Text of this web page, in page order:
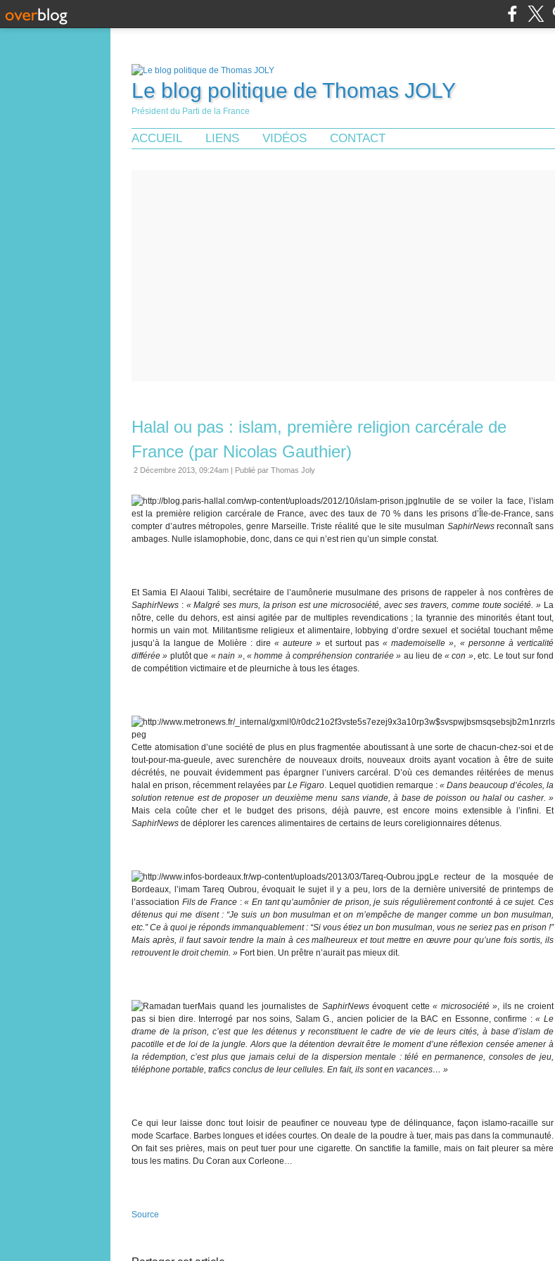
Le blog politique de Thomas JOLY
Président du Parti de la France
ACCUEIL LIENS VIDÉOS CONTACT
Halal ou pas : islam, première religion carcérale de
France (par Nicolas Gauthier)
2 Décembre 2013, 09:24am | Publié par Thomas Joly
Inutile de se voiler la face, l’islam
est la première religion carcérale de France, avec des taux de 70 % dans les prisons d’Île-de-France, sans
compter d’autres métropoles, genre Marseille. Triste réalité que le site musulman SaphirNewsreconnaît sans
ambages. Nulle islamophobie, donc, dans ce qui n’est rien qu’un simple constat.
Et Samia El Alaoui Talibi, secrétaire de l’aumônerie musulmane des prisons de rappeler à nos confrères de
SaphirNews : « Malgré ses murs, la prison est une microsociété, avec ses travers, comme toute société. » La
nôtre, celle du dehors, est ainsi agitée par de multiples revendications ; la tyrannie des minorités étant tout,
hormis un vain mot. Militantisme religieux et alimentaire, lobbying d’ordre sexuel et sociétal touchant même
jusqu’à la langue de Molière : dire« auteure » et surtout pas« mademoiselle », « personne à verticalité
différée » plutôt que « nain »,« homme à compréhension contrariée » au lieu de « con », etc. Le tout sur fond
de compétition victimaire et de pleurniche à tous les étages.
Cette atomisation d’une société de plus en plus fragmentée aboutissant à une sorte de chacun-chez-soi et de
tout-pour-ma-gueule, avec surenchère de nouveaux droits, nouveaux droits ayant vocation à être de suite
décrétés, ne pouvait évidemment pas épargner l’univers carcéral. D’où ces demandes réitérées de menus
halal en prison, récemment relayées parLe Figaro. Lequel quotidien remarque : « Dans beaucoup d’écoles, la
solution retenue est de proposer un deuxième menu sans viande, à base de poisson ou halal ou casher. »
Mais cela coûte cher et le budget des prisons, déjà pauvre, est encore moins extensible à l’infini. Et
SaphirNews de déplorer les carences alimentaires de certains de leurs coreligionnaires détenus.
Le recteur de la mosquée de
Bordeaux, l’imam Tareq Oubrou, évoquait le sujet il y a peu, lors de la dernière université de printemps de
l’association Fils de France :« En tant qu’aumônier de prison, je suis régulièrement confronté à ce sujet. Ces
détenus qui me disent : “Je suis un bon musulman et on m’empêche de manger comme un bon musulman,
etc.” Ce à quoi je réponds immanquablement : “Si vous étiez un bon musulman, vous ne seriez pas en prison !”
Mais après, il faut savoir tendre la main à ces malheureux et tout mettre en œuvre pour qu’une fois sortis, ils
retrouvent le droit chemin. » Fort bien. Un prêtre n’aurait pas mieux dit.
Mais quand les journalistes de SaphirNewsévoquent cette« microsociété », ils ne croient
pas si bien dire. Interrogé par nos soins, Salam G., ancien policier de la BAC en Essonne, confirme :« Le
drame de la prison, c’est que les détenus y reconstituent le cadre de vie de leurs cités, à base d’islam de
pacotille et de loi de la jungle. Alors que la détention devrait être le moment d’une réflexion censée amener à
la rédemption, c’est plus que jamais celui de la dispersion mentale : télé en permanence, consoles de jeu,
téléphone portable, trafics conclus de leur cellules. En fait, ils sont en vacances… »
Ce qui leur laisse donc tout loisir de peaufiner ce nouveau type de délinquance, façon islamo-racaille sur
mode Scarface. Barbes longues et idées courtes. On deale de la poudre à tuer, mais pas dans la communauté.
On fait ses prières, mais on peut tuer pour une cigarette. On sanctifie la famille, mais on fait pleurer sa mère
tous les matins. Du Coran aux Corleone…
Source